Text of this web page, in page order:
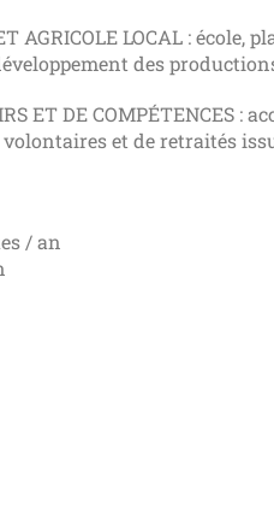
AGRICOLE LOCAL :
des
ET DE COMPÉTENCES
et de retraités
/ an